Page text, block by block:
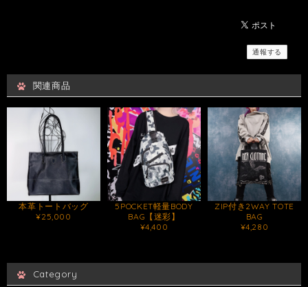
通報する
関連商品
本革トートバッグ
¥25,000
5POCKET軽量BODY
BAG【迷彩】
¥4,400
ZIP付き2WAY TOTE
BAG
¥4,280
Category